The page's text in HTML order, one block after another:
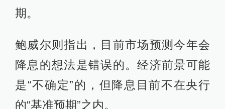
期。
鲍威尔则指出，目前市场预测今年会
降息的想法是错误的。经济前景可能
是“不确定”的，但降息目前不在央行
的“基准预期”之内。